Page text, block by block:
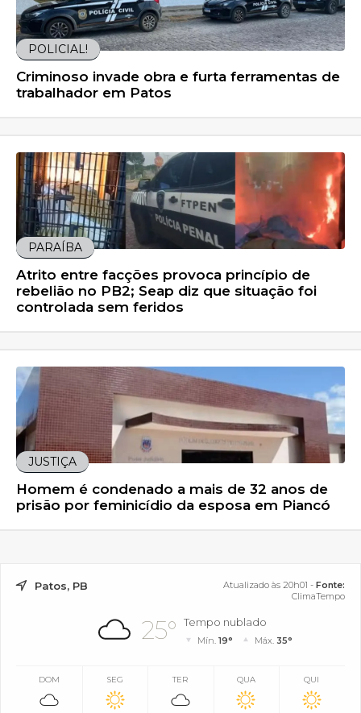
POLICIAL!
Criminoso invade obra e furta ferramentas de
trabalhador em Patos
PARAÍBA
Atrito entre facções provoca princípio de
rebelião no PB2; Seap diz que situação foi
controlada sem feridos
JUSTIÇA
Homem é condenado a mais de 32 anos de
prisão por feminicídio da esposa em Piancó
Patos, PB Atualizado às 20h01 - Fonte:
ClimaTempo
25° Tempo nublado
Mín.19° Máx. 35°
DOM SEG TER QUA QUI